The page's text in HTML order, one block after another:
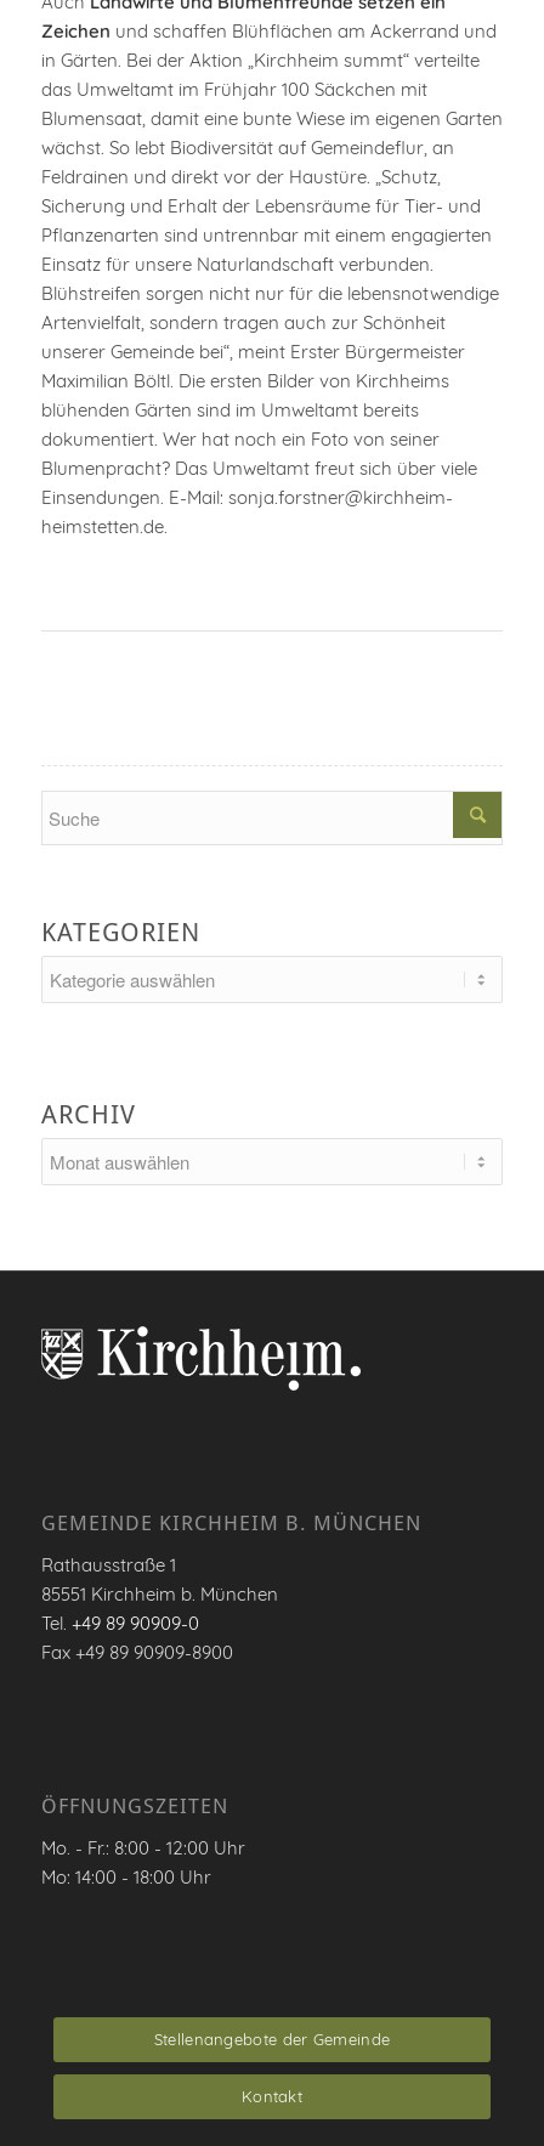
Zeichen und schaffen Blühflächen am Ackerrand und
in Gärten. Bei der Aktion „Kirchheim summt“ verteilte
das Umweltamt im Frühjahr 100 Säckchen mit
Blumensaat, damit eine bunte Wiese im eigenen Garten
wächst. So lebt Biodiversität auf Gemeindeflur, an
Feldrainen und direkt vor der Haustüre. „Schutz,
Sicherung und Erhalt der Lebensräume für Tier- und
Pflanzenarten sind untrennbar mit einem engagierten
Einsatz für unsere Naturlandschaft verbunden.
Blühstreifen sorgen nicht nur für die lebensnotwendige
Artenvielfalt, sondern tragen auch zur Schönheit
unserer Gemeinde bei“, meint Erster Bürgermeister
Maximilian Böltl. Die ersten Bilder von Kirchheims
blühenden Gärten sind im Umweltamt bereits
dokumentiert. Wer hat noch ein Foto von seiner
Blumenpracht? Das Umweltamt freut sich über viele
Einsendungen. E-Mail: sonja.forstner@kirchheim-
heimstetten.de.
KATEGORIEN
ARCHIV
GEMEINDE KIRCHHEIM B. MÜNCHEN
Rathausstraße 1
85551 Kirchheim b. München
Tel. +49 89 90909-0
Fax +49 89 90909-8900
ÖFFNUNGSZEITEN
Mo. - Fr.: 8:00 - 12:00 Uhr
Mo: 14:00 - 18:00 Uhr
Stellenangebote der Gemeinde
Kontakt